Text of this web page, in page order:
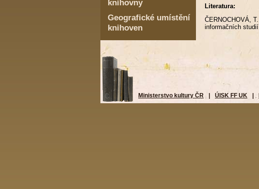
knihovny
Geografické umístění
knihoven
Literatura:
ČERNOCHOVÁ, T.
informačních
Ministerstvo kultury ČR ÚISK FF UK